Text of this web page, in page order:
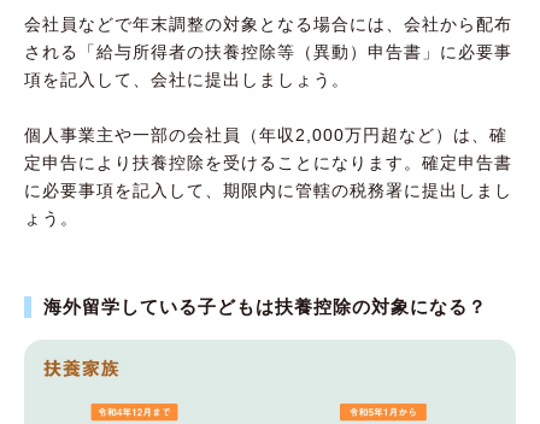
会社員などで年末調整の対象となる場合には、会社から配布
される「給与所得者の扶養控除等（異動）申告書」に必要事
項を記入して、会社に提出しましょう。
個人事業主や一部の会社員（年収2,000万円超など）は、確
定申告により扶養控除を受けることになります。確定申告書
に必要事項を記入して、期限内に管轄の税務署に提出しまし
ょう。
海外留学している子どもは扶養控除の対象になる？